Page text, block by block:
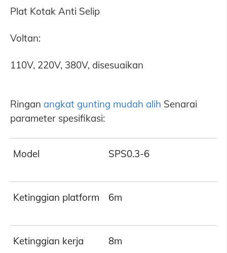
Plat Kotak Anti Selip
Voltan:
110V, 220V, 380V, disesuaikan
Ringan angkat gunting mudah alih Senarai
parameter spesifikasi:
Model SPS0.3-6
Ketinggian platform 6m
Ketinggian kerja 8m